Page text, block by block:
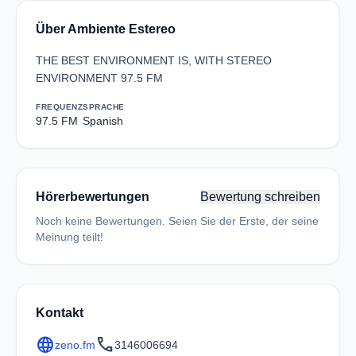
Über Ambiente Estereo
THE BEST ENVIRONMENT IS, WITH STEREO
ENVIRONMENT 97.5 FM
FREQUENZ
97.5 FM
SPRACHE
Spanish
Hörerbewertungen Bewertung schreiben
Noch keine Bewertungen. Seien Sie der Erste, der seine
Meinung teilt!
Kontakt
languagezeno.fm call3146006694